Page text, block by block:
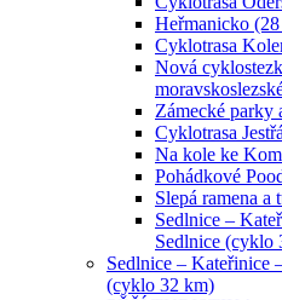
Heřmanicko
Cyklotrasa
Nová
Zámecké parky
Cyklotrasa
Na kole ke
Pohádkové
Slepá ramena a
Sedlnice –
Sedlnice (cyklo
Sedlnice – Kateřinice
(cyklo 32 km)